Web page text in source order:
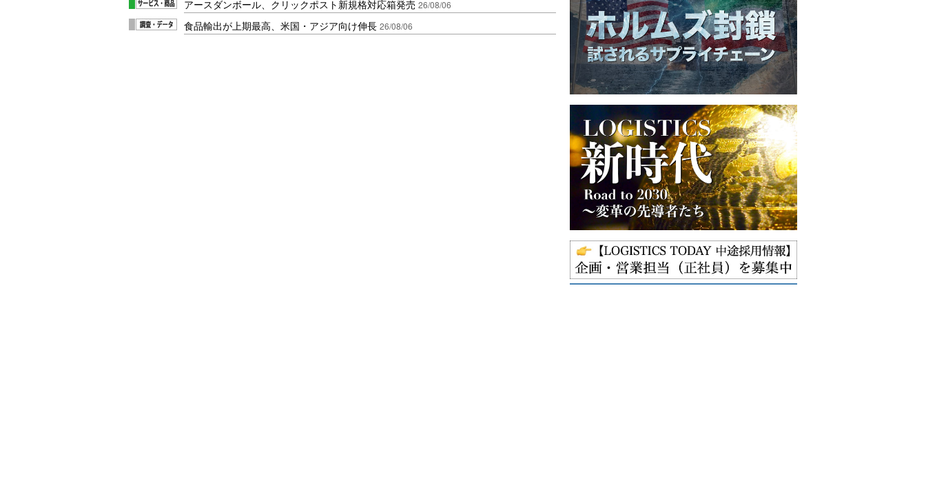
アースダンボール、クリックポスト新規格対応箱発売 26/08/06
食品輸出が上期最高、米国・アジア向け伸長 26/08/06